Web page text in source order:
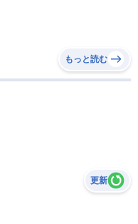
もっと読む
更新